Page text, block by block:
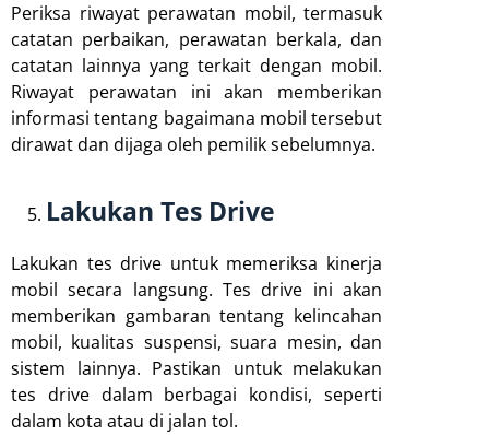
Periksa riwayat perawatan mobil, termasuk
catatan perbaikan, perawatan berkala, dan
catatan lainnya yang terkait dengan mobil.
Riwayat perawatan ini akan memberikan
informasi tentang bagaimana mobil tersebut
dirawat dan dijaga oleh pemilik sebelumnya.
Lakukan Tes Drive
Lakukan tes drive untuk memeriksa kinerja
mobil secara langsung. Tes drive ini akan
memberikan gambaran tentang kelincahan
mobil, kualitas suspensi, suara mesin, dan
sistem lainnya. Pastikan untuk melakukan
tes drive dalam berbagai kondisi, seperti
dalam kota atau di jalan tol.